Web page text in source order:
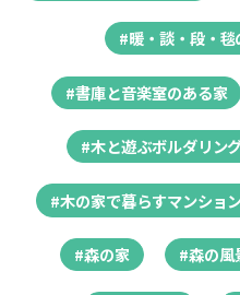
#暖・談・段・毯
#書庫と音楽室のある家
#木と遊ぶボルダリン
#木の家で暮らすマンショ
#森の家 #森の風